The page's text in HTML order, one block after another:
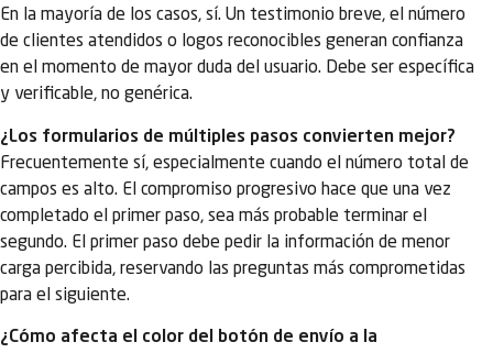
En la mayoría de los casos, sí. Un testimonio breve, el número
de clientes atendidos o logos reconocibles generan confianza
en el momento de mayor duda del usuario. Debe ser específica
y verificable, no genérica.
¿Los formularios de múltiples pasos convierten mejor?
Frecuentemente sí, especialmente cuando el número total de
campos es alto. El compromiso progresivo hace que una vez
completado el primer paso, sea más probable terminar el
segundo. El primer paso debe pedir la información de menor
carga percibida, reservando las preguntas más comprometidas
para el siguiente.
¿Cómo afecta el color del botón de envío a la